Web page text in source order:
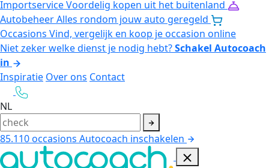
ImportserviceVoordelig kopen uit het buitenland
AutobeheerAlles rondom jouw auto geregeld
Occasions Vind, vergelijk en koop je occasion online
Niet zeker welke dienst je nodig hebt?Schakel Autocoach
in
Inspiratie Over ons Contact
NL
85.110occasions Autocoach inschakelen